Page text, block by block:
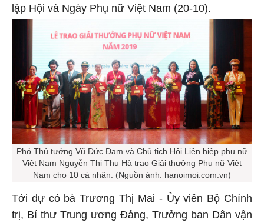
lập Hội và Ngày Phụ nữ Việt Nam (20-10).
Phó Thủ tướng Vũ Đức Đam và Chủ tịch Hội Liên hiệp phụ nữ
Việt Nam Nguyễn Thị Thu Hà trao Giải thưởng Phụ nữ Việt
Nam cho 10 cá nhân. (Nguồn ảnh: hanoimoi.com.vn)
Tới dự có bà Trương Thị Mai - Ủy viên Bộ Chính
trị, Bí thư Trung ương Đảng, Trưởng ban Dân vận